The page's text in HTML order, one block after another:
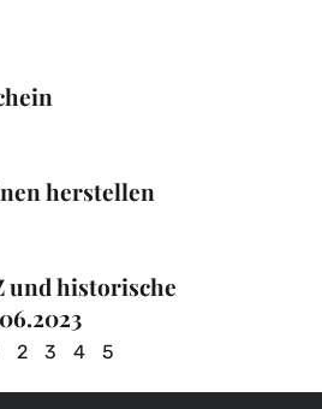
herstellen
und historische
2 3 4 5